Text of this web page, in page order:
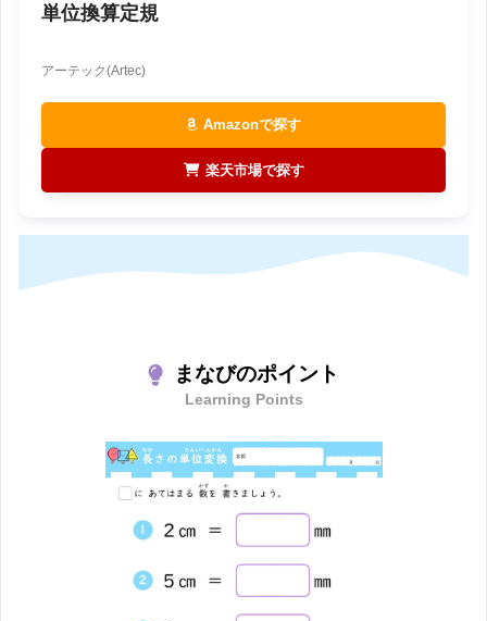
単位換算定規
アーテック(Artec)
Amazonで探す
楽天市場で探す
まなびのポイント
Learning Points